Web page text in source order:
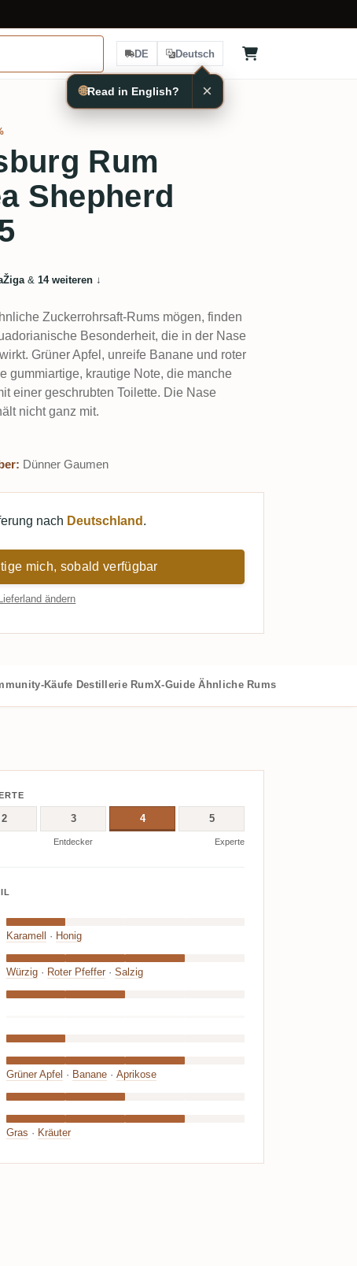
DE Deutsch
Rum
Shepherd
& 14 weiteren↓
Zuckerrohrsaft-Rums mögen, finden
Besonderheit, die in der Nase
Grüner Apfel, unreife Banane und roter
gummiartige, krautige Note, die manche
einer geschrubten Toilette. Die Nase
nicht ganz mit.
Dünner Gaumen
nach Deutschland .
mich, sobald verfügbar
Lieferland ändern
Käufe Destillerie RumX-Guide Ähnliche Rums
2 3 4 5
Entdecker Experte
Karamell · Honig
Würzig· Roter Pfeffer· Salzig
Grüner Apfel · Banane· Aprikose
Gras · Kräuter
🌐Read in English? ×